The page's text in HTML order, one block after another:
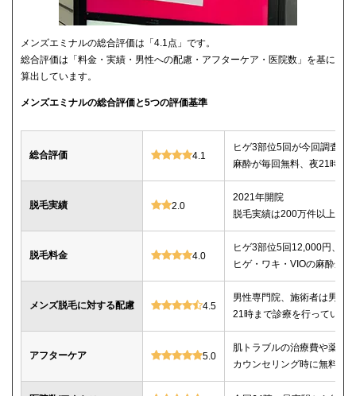
メンズエミナルの総合評価は「4.1点」です。
総合評価は「料金・実績・男性への配慮・アフターケア・医院数」を基に
算出しています。
メンズエミナルの総合評価と5つの評価基準
総合評価 4.1
ヒゲ3部位5回が今回調査し
麻酔が毎回無料、夜21時ま
脱毛実績 2.0
2021年開院
脱毛実績は200万件以上
脱毛料金 4.0
ヒゲ3部位5回12,000円、ヒ
ヒゲ・ワキ・VIOの麻酔が
メンズ脱毛に対する配慮 4.5
男性専門院、施術者は男性
21時まで診療を行っている
アフターケア 5.0
肌トラブルの治療費や薬代
カウンセリング時に無料で